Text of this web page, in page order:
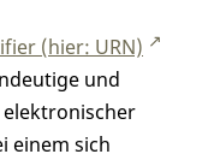
(hier: URN)
und
einem sich